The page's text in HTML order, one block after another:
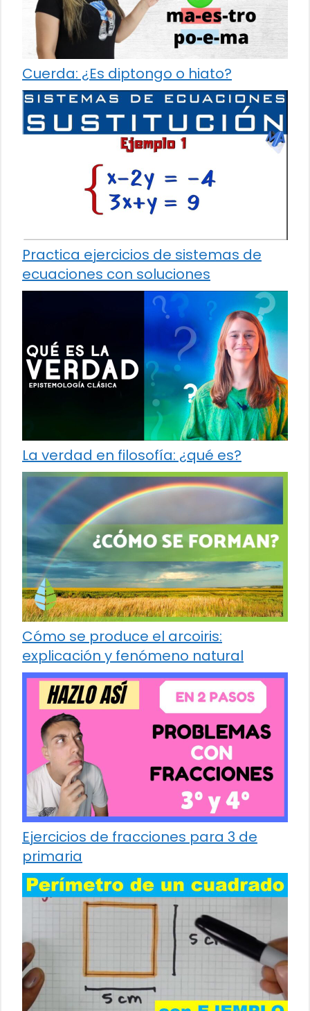
Cuerda: ¿Es diptongo o hiato?
Practica ejercicios de sistemas de
ecuaciones con soluciones
La verdad en filosofía: ¿qué es?
Cómo se produce el arcoiris:
explicación y fenómeno natural
Ejercicios de fracciones para 3 de
primaria